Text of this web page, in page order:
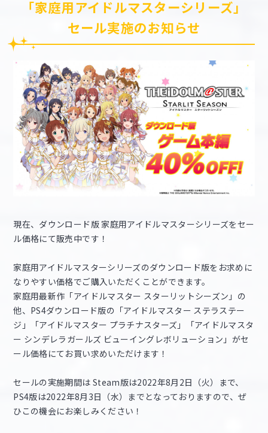
「家庭用アイドルマスターシリーズ」
セール実施のお知らせ
現在、ダウンロード版 家庭用アイドルマスターシリーズをセー
ル価格にて販売中です！
家庭用アイドルマスターシリーズのダウンロード版をお求めに
なりやすい価格でご購入いただくことができます。
家庭用最新作「アイドルマスター スターリットシーズン」の
他、PS4ダウンロード版の「アイドルマスター ステラステー
ジ」「アイドルマスター プラチナスターズ」「アイドルマスタ
ー シンデレラガールズ ビューイングレボリューション」がセ
ール価格にてお買い求めいただけます！
セールの実施期間は Steam版は2022年8月2日（火）まで、
PS4版は2022年8月3日（水）までとなっておりますので、ぜ
ひこの機会にお楽しみください！